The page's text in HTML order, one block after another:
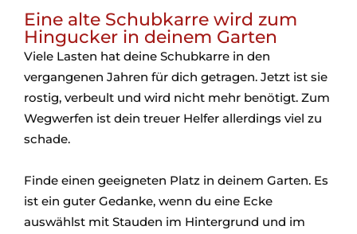
Eine alte Schubkarre wird zum
Hingucker in deinem Garten
Viele Lasten hat deine Schubkarre in den
vergangenen Jahren für dich getragen. Jetzt ist sie
rostig, verbeult und wird nicht mehr benötigt. Zum
Wegwerfen ist dein treuer Helfer allerdings viel zu
schade.
Finde einen geeigneten Platz in deinem Garten. Es
ist ein guter Gedanke, wenn du eine Ecke
auswählst mit Stauden im Hintergrund und im